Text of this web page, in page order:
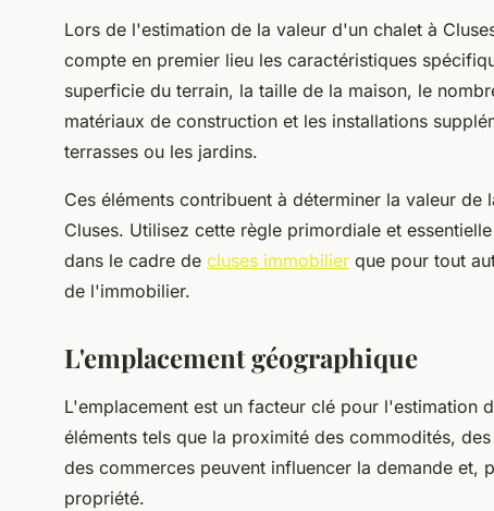
Lors de l'estimation de la valeur d'un chalet à
compte en premier lieu les caractéristiques
superficie du terrain, la taille de la maison, le
matériaux de construction et les installations
terrasses ou les jardins.
Ces éléments contribuent à déterminer la valeur
Cluses. Utilisez cette règle primordiale et
dans le cadre de cluses immobilier que pour tout
de l'immobilier.
L'emplacement géographique
L'emplacement est un facteur clé pour l'estimation
éléments tels que la proximité des commodités,
des commerces peuvent influencer la demande et,
propriété.